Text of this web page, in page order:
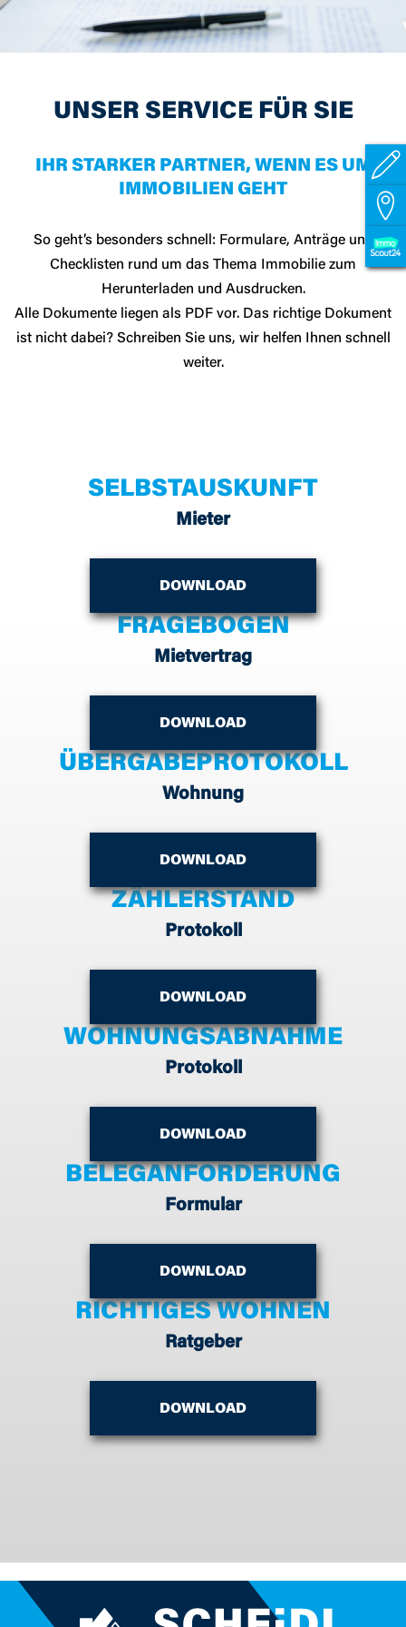
UNSER SERVICE FÜR SIE
IHR STARKER PARTNER, WENN ES UM
IMMOBILIEN GEHT
So geht’s besonders schnell: Formulare, Anträge und
Checklisten rund um das Thema Immobilie zum
Herunterladen und Ausdrucken.
Alle Dokumente liegen als PDF vor. Das richtige Dokument
ist nicht dabei? Schreiben Sie uns, wir helfen Ihnen schnell
weiter.
SELBSTAUSKUNFT
Mieter
DOWNLOAD
FRAGEBOGEN
Mietvertrag
DOWNLOAD
ÜBERGABEPROTOKOLL
Wohnung
DOWNLOAD
ZÄHLERSTAND
Protokoll
DOWNLOAD
WOHNUNGSABNAHME
Protokoll
DOWNLOAD
BELEGANFORDERUNG
Formular
DOWNLOAD
RICHTIGES WOHNEN
Ratgeber
DOWNLOAD